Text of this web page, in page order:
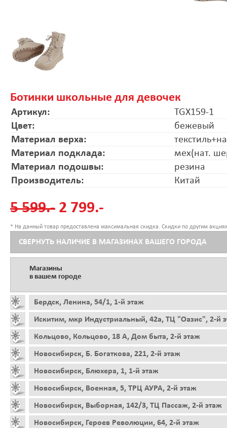
Ботинки школьные для девочек
Артикул:
TGX159-1
Цвет:
бежевый
Материал верха:
Материал подклада:
мех(нат.
Материал подошвы:
резина
Производитель:
Китай
5 599.- 2 799.-
* На данный товар предоставлена максимальная скидка. Скидки по другим
СВЕРНУТЬ НАЛИЧИЕ В МАГАЗИНАХ ВАШЕГО ГОРОДА
Магазины
в вашем городе
Бердск, Ленина, 54/1, 1-й этаж
Искитим, мкр Индустриальный, 42а, ТЦ "Оазис", 2-й
Кольцово, Кольцово, 18 А, Дом быта, 2-й этаж
Новосибирск, Б. Богаткова, 221, 2-й этаж
Новосибирск, Блюхера, 1, 1-й этаж
Новосибирск, Военная, 5, ТРЦ АУРА, 2-й этаж
Новосибирск, Выборная, 142/3, ТЦ Пассаж, 2-й этаж
Новосибирск, Героев Революции, 64, 2-й этаж